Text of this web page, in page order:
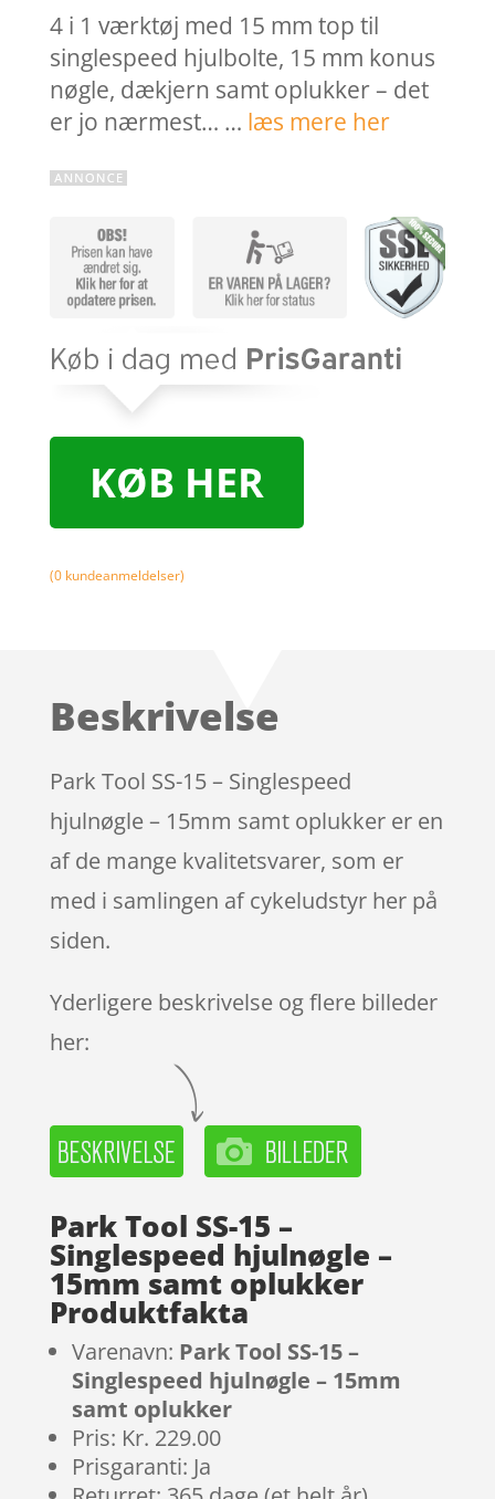
4 i 1 værktøj med 15 mm top til
singlespeed hjulbolte, 15 mm konus
nøgle, dækjern samt oplukker – det
er jo nærmest… … læs mere her
KØB HER
(0kundeanmeldelser)
Beskrivelse
Park Tool SS-15 – Singlespeed
hjulnøgle – 15mm samt oplukker er en
af de mange kvalitetsvarer, som er
med i samlingen af cykeludstyr her på
siden.
Yderligere beskrivelse og flere billeder
her:
Park Tool SS-15 –
Singlespeed hjulnøgle –
15mm samt oplukker
Produktfakta
Varenavn: Park Tool SS-15 –
Singlespeed hjulnøgle – 15mm
samt oplukker
Pris: Kr. 229.00
Prisgaranti: Ja